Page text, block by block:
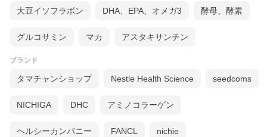
大豆イソフラボン DHA、EPA、オメガ3 酵母、酵素
グルコサミン マカ アスタキサンチン
ブランド
タマチャンショップ Nestle Health Science seedcoms
NICHIGA DHC アミノコラーゲン
ヘルシーカンパニー FANCL nichie